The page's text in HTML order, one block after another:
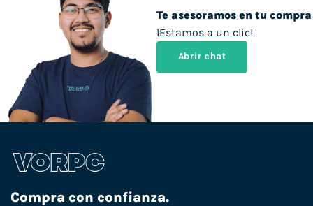
Te asesoramos en tu compra
¡Estamos a un clic!
Abrir chat
Compra con confianza.